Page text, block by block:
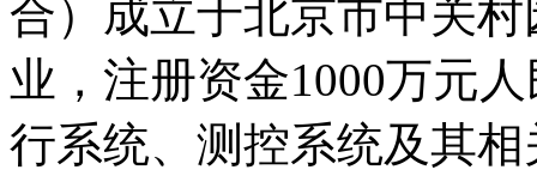
中江联合（北京）科技
合）成立于北京市中关
业，注册资金1000万元